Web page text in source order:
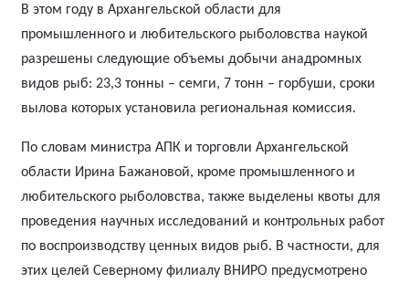
В этом году в Архангельской области для
промышленного и любительского рыболовства наукой
разрешены следующие объемы добычи анадромных
видов рыб: 23,3 тонны – семги, 7 тонн – горбуши, сроки
вылова которых установила региональная комиссия.
По словам министра АПК и торговли Архангельской
области Ирина Бажановой, кроме промышленного и
любительского рыболовства, также выделены квоты для
проведения научных исследований и контрольных работ
по воспроизводству ценных видов рыб. В частности, для
этих целей Северному филиалу ВНИРО предусмотрено